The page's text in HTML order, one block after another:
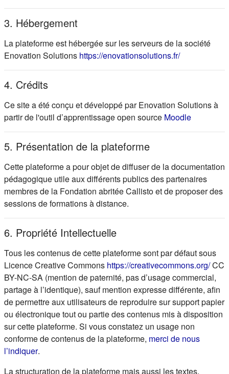
3. Hébergement
La plateforme est hébergée sur les serveurs de la société
Enovation Solutions https://enovationsolutions.fr/(s'ouvre
4. Crédits
Ce site a été conçu et développé par Enovation Solutions à
partir de l'outil d’apprentissage open source Moodle(s'ouvre
5. Présentation de la plateforme
Cette plateforme a pour objet de diffuser de la documentation
pédagogique utile aux différents publics des partenaires
membres de la Fondation abritée Callisto et de proposer des
sessions de formations à distance.
6. Propriété Intellectuelle
Tous les contenus de cette plateforme sont par défaut sous
Licence Creative Commons https://creativecommons.org/CC
BY-NC-SA (mention de paternité, pas d’usage commercial,
partage à l’identique), sauf mention expresse différente, afin
de permettre aux utilisateurs de reproduire sur support papier
ou électronique tout ou partie des contenus mis à disposition
sur cette plateforme. Si vous constatez un usage non
conforme de contenus de la plateforme, merci de nous
l’indiquer(s'ouvre dans un nouvel onglet)
.
La structuration de la plateforme mais aussi les textes,